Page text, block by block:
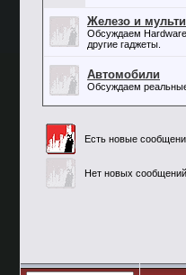
Железо и
Обсуждаем
другие гаджеты.
Автомобили
Обсуждаем
Есть новые
Нет новых сообщений